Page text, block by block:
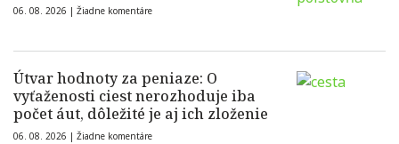
06. 08. 2026 | Žiadne komentáre
Útvar hodnoty za peniaze: O
vyťaženosti ciest nerozhoduje iba
počet áut, dôležité je aj ich zloženie
06. 08. 2026 | Žiadne komentáre